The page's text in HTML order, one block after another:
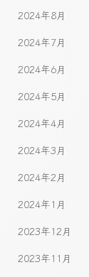
2024年8月
2024年7月
2024年6月
2024年5月
2024年4月
2024年3月
2024年2月
2024年1月
2023年12月
2023年11月